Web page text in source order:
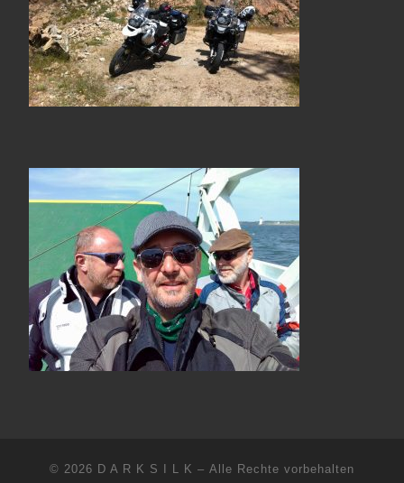
© 2026 D A R K S I L K – Alle Rechte vorbehalten